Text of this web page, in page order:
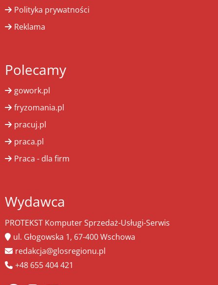
Polityka prywatności
Reklama
Polecamy
gowork.pl
fryzomania.pl
pracuj.pl
praca.pl
Praca - dla firm
Wydawca
PROTEKST Komputer Sprzedaż-Usługi-Serwis
ul. Głogowska 1, 67-400 Wschowa
redakcja@glosregionu.pl
+48 655 404 421